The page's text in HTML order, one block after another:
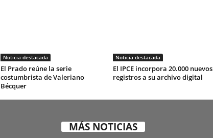
Noticia destacada
El Prado reúne la serie
costumbrista de Valeriano
Bécquer
Noticia destacada
El IPCE incorpora 20.000 nuevos
registros a su archivo digital
MÁS NOTICIAS